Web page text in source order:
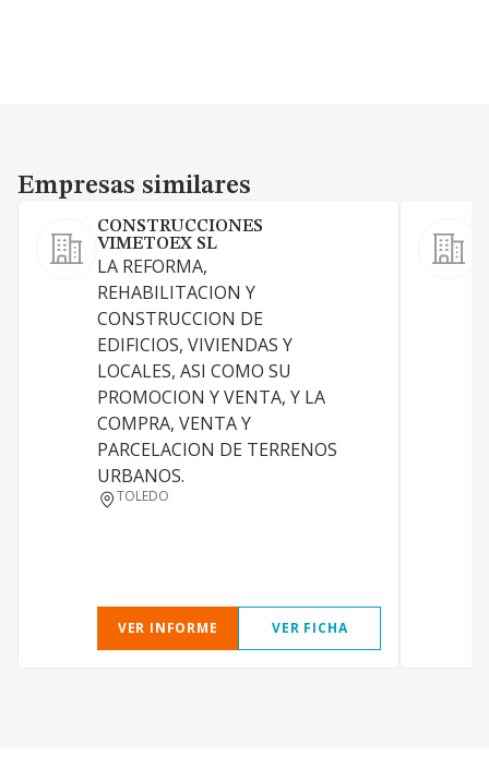
Empresas similares
Empresas similares
CONSTRUCCIONES
VIMETOEX SL
LA REFORMA,
REHABILITACION Y
CONSTRUCCION DE
EDIFICIOS, VIVIENDAS Y
LOCALES, ASI COMO SU
PROMOCION Y VENTA, Y LA
COMPRA, VENTA Y
PARCELACION DE TERRENOS
URBANOS.
TOLEDO
VER INFORME VER FICHA